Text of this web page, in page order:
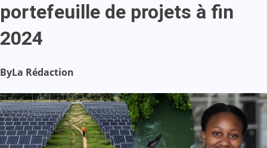
portefeuille de projets à fin
2024
ByLa Rédaction